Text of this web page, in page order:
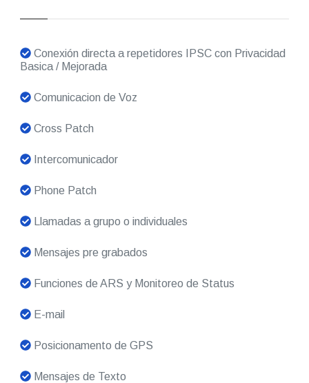
Conexión directa a repetidores IPSC con Privacidad
Basica / Mejorada
Comunicacion de Voz
Cross Patch
Intercomunicador
Phone Patch
Llamadas a grupo o individuales
Mensajes pre grabados
Funciones de ARS y Monitoreo de Status
E-mail
Posicionamento de GPS
Mensajes de Texto